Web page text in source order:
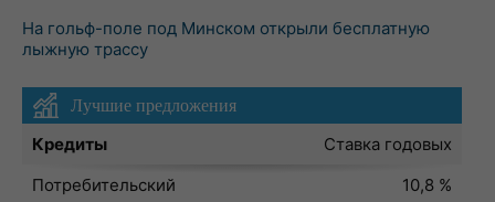
На гольф-поле под Минском открыли бесплатную
лыжную трассу
Лучшие предложения
Кредиты
Ставка годовых
Потребительский
10,8 %